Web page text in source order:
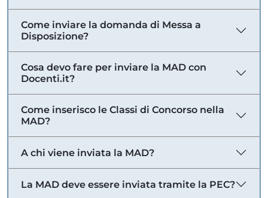
Come inviare la domanda di Messa a
Disposizione?
Cosa devo fare per inviare la MAD con
Docenti.it?
Come inserisco le Classi di Concorso nella
MAD?
A chi viene inviata la MAD?
La MAD deve essere inviata tramite la PEC?